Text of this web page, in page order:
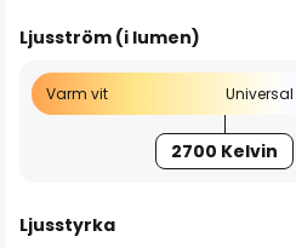
Ljusström (i lumen)
Varm vit
2700 Kelvin
Ljusstyrka